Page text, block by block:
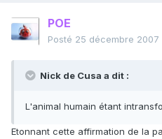
POE
Posté 25 décembre 2007
Nick de Cusa a dit :
L'animal humain étant
Etonnant cette affirmation de la